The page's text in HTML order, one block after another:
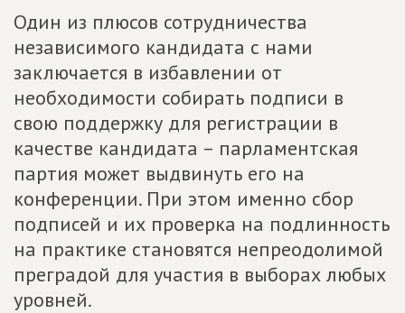
Один из плюсов сотрудничества
независимого кандидата с нами
заключается в избавлении от
необходимости собирать подписи в
свою поддержку для регистрации в
качестве кандидата – парламентская
партия может выдвинуть его на
конференции. При этом именно сбор
подписей и их проверка на подлинность
на практике становятся непреодолимой
преградой для участия в выборах любых
уровней.